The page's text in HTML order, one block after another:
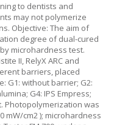
to dentists and
may not polymerize
Objective: The aim of
degree of dual-cured
microhardness test.
II, RelyX ARC and
barriers, placed
G1: without barrier; G2:
G4: IPS Empress;
Photopolymerization was
mW/cm2 ); microhardness